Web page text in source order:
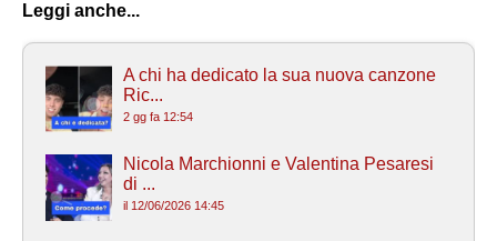
Leggi anche...
A chi ha dedicato la sua nuova canzone
Ric...
2 gg fa 12:54
Nicola Marchionni e Valentina Pesaresi
di ...
il 12/06/2026 14:45